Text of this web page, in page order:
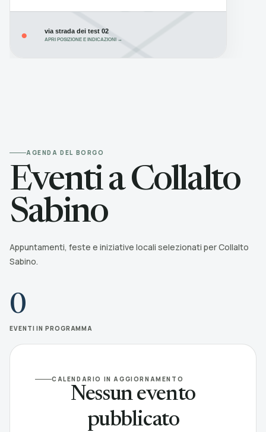
● via strada dei test 02
APRI POSIZIONE E INDICAZIONI →
AGENDA DEL BORGO
Eventi a Collalto
Sabino
Appuntamenti, feste e iniziative locali selezionati per Collalto
Sabino.
0
EVENTI IN PROGRAMMA
CALENDARIO IN AGGIORNAMENTO
Nessun evento
pubblicato